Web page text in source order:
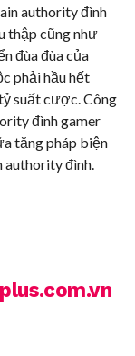
authority đình
thập cũng như
đùa đùa của
phải hầu hết
suất cược. Công
đình gamer
tăng pháp biện
đình.